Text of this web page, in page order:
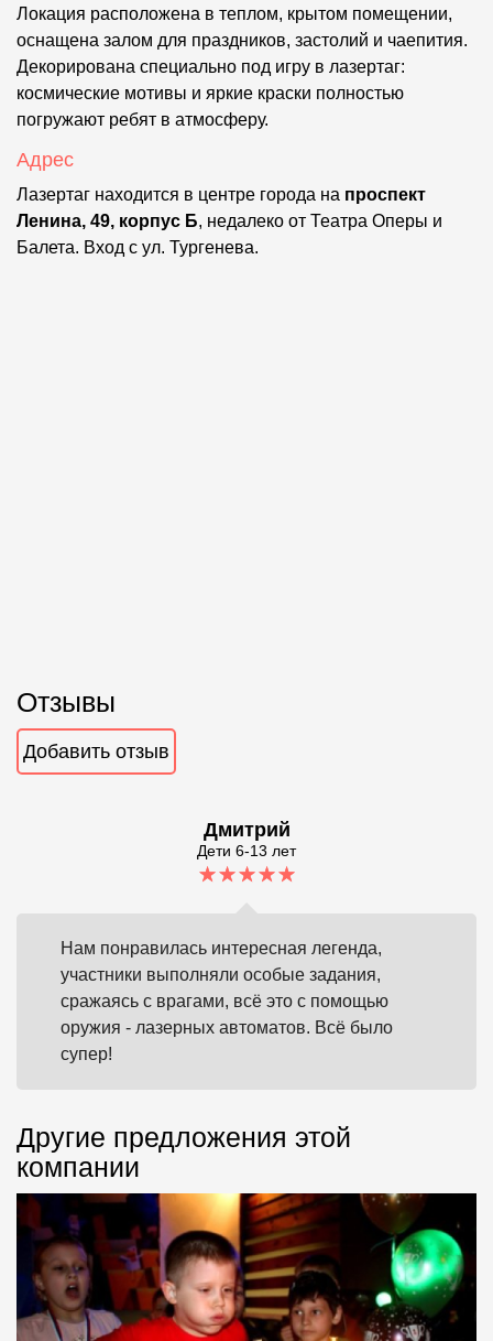
Локация расположена в теплом, крытом помещении,
оснащена залом для праздников, застолий и чаепития.
Декорирована специально под игру в лазертаг:
космические мотивы и яркие краски полностью
погружают ребят в атмосферу.
Адрес
Лазертаг находится в центре города на проспект
Ленина, 49, корпус Б, недалеко от Театра Оперы и
Балета. Вход с ул. Тургенева.
Отзывы
Добавить отзыв
Дмитрий
Дети 6-13 лет
Нам понравилась интересная легенда,
участники выполняли особые задания,
сражаясь с врагами, всё это с помощью
оружия - лазерных автоматов. Всё было
супер!
Другие предложения этой
компании